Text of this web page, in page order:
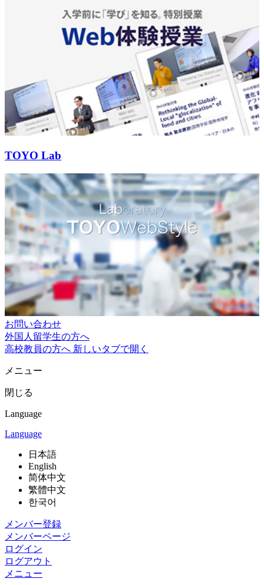
TOYO Lab
お問い合わせ
外国人留学生の方へ
高校教員の方へ 新しいタブで開く
メニュー
閉じる
Language
Language
日本語
English
简体中文
繁體中文
한국어
メンバー登録
メンバーページ
ログイン
ログアウト
メニュー